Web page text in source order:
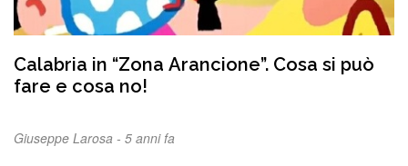
Calabria in “Zona Arancione”. Cosa si può
fare e cosa no!
Giuseppe Larosa - 5 anni fa